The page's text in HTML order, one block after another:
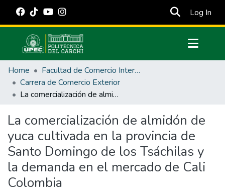
Log In
Communities & Collections
All of DSpace
Statistics
Estadísticas Externas
Manuales
Home
Facultad de Comercio Internacional, Integración, Administración y Economía Empresarial
Carrera de Comercio Exterior
La comercialización de almidón de yuca cultivada en la provincia de Santo Domingo de los Tsáchilas y la demanda en el mercado de Cali Colombia
La comercialización de almidón de
yuca cultivada en la provincia de
Santo Domingo de los Tsáchilas y
la demanda en el mercado de Cali
Colombia